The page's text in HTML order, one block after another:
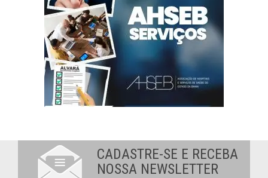
CADASTRE-SE E RECEBA
NOSSA NEWSLETTER